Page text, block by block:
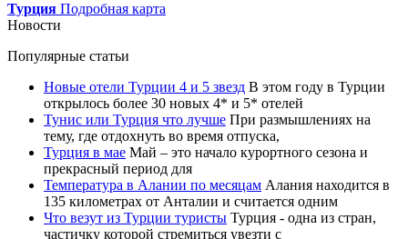
Турция Подробная карта
Новости
Популярные статьи
Новые отели Турции 4 и 5 звезд В этом году в Турции
открылось более 30 новых 4* и 5* отелей
Тунис или Турция что лучше При размышлениях на
тему, где отдохнуть во время отпуска,
Турция в мае Май – это начало курортного сезона и
прекрасный период для
Температура в Алании по месяцам Алания находится в
135 километрах от Анталии и считается одним
Что везут из Турции туристы Турция - одна из стран,
частичку которой стремиться увезти с